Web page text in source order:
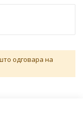
одговара на